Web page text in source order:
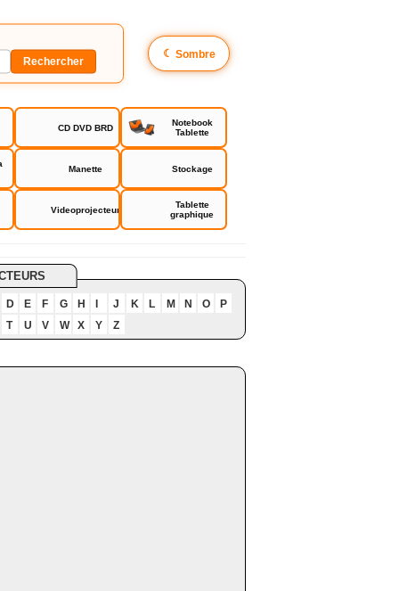
☾ Sombre
CD DVD BRD
Notebook
Tablette
Manette Stockage
Videoprojecteur
Tablette
graphique
D E F G H J K L M N O
P
T
U V W X Y Z